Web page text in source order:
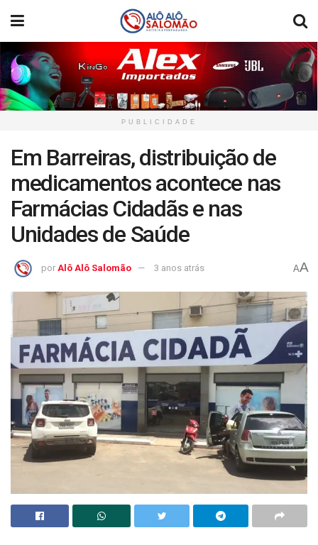
PUBLICIDADE
Em Barreiras, distribuição de
medicamentos acontece nas
Farmácias Cidadãs e nas
Unidades de Saúde
por Alô Alô Salomão 3 anos atrás AA